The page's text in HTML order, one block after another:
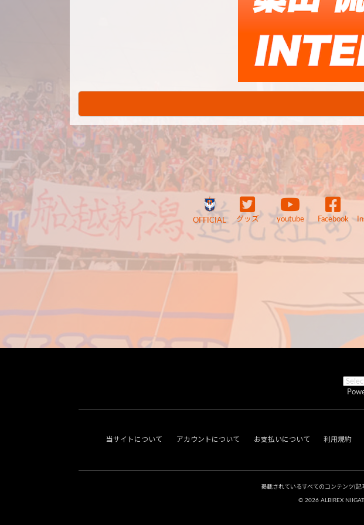
OFFICIAL グッズ youtube Facebook
当サイトについて アカウントについて お支払いについて 利用規約
掲載されているすべてのコンテンツ(記
© 2026 ALBIREX